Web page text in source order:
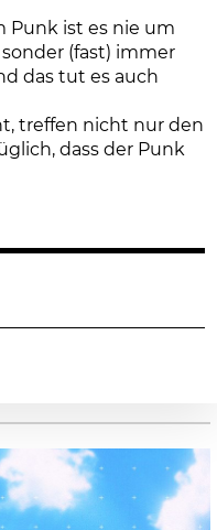
Punk ist es nie um
(fast) immer
das tut es auch
treffen nicht nur den
dass der Punk